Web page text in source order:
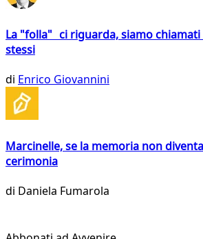
La "folla" ci riguarda, siamo
stessi
di Enrico Giovannini
Marcinelle, se la memoria non
cerimonia
di Daniela Fumarola